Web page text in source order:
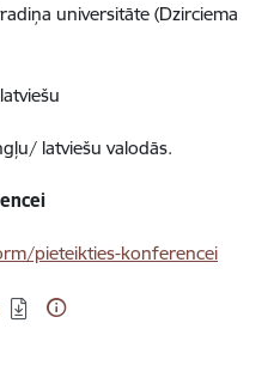
universitāte (Dzirciema
latviešu valodās.
pieteikties-konferencei